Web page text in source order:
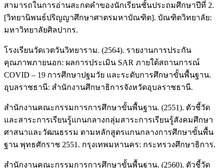
สามารถในการอ่านสะกดคำของนักเรียนชั้นประถมศึกษาปีที่ 2.
[วิทยานิพนธ์ปริญญาศึกษาศาตรมหาบัณฑิต]. บัณฑิตวิทยาลัย:
มหาวิทยาลัยศิลปากร.
โรงเรียนวัดเวตวันวิทยาราม. (2564). รายงานการประกัน
คุณภาพภายนอก: ผลการประเมิน SAR ภายใต้สถานการณ์
COVID – 19 การศึกษาปฐมวัย และระดับการศึกษาขั้นพื้นฐาน.
อุบลราชธานี: สำนักงานศึกษาธิการจังหวัดอุบลราชธานี.
สำนักงานคณะกรรมการการศึกษาขั้นพื้นฐาน. (2551). ตัวชี้วัด
และสาระการเรียนรู้แกนกลางกลุ่มสาระการเรียนรู้สังคมศึกษา
ศาสนาและวัฒนธรรม ตามหลักสูตรแกนกลางการศึกษาขั้นพื้น
ฐาน พุทธศักราช 2551. กรุงเทพมหานคร: กระทรวงศึกษาธิการ.
สำนักงานคณะกรรมการการศึกษาขั้นพื้นฐาน. (2560). ตัวชี้วัด